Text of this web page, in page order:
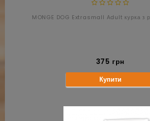
MONGE DOG Extrasmall Adult курка з
375 грн
Купити